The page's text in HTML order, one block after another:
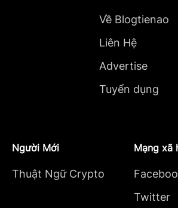
Về Blogtienao
Liên Hệ
Advertise
Tuyển dụng
Người Mới
Thuật Ngữ Crypto
Mạng xã
Twitter